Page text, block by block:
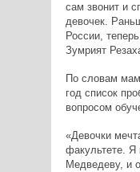
сам звонит и
девочек.
России,
Зумрият
По словам
год список
вопросом
«Девочки
факультете.
Медведеву, и